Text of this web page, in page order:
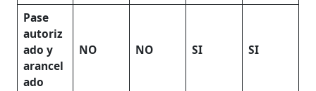
Pase
autoriz
ado y
arancel
ado
NO NO SI SI